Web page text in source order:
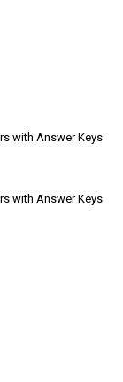
with Answer Keys
with Answer Keys